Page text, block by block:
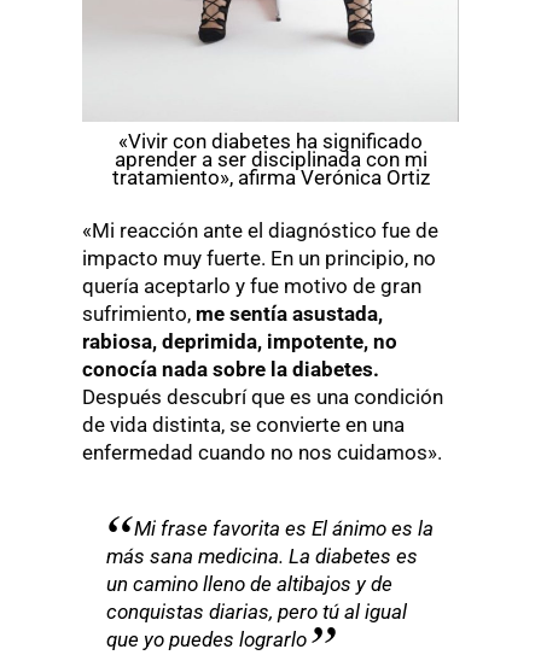
«Vivir con diabetes ha significado
aprender a ser disciplinada con mi
tratamiento», afirma Verónica Ortiz
«Mi reacción ante el diagnóstico fue de
impacto muy fuerte. En un principio, no
quería aceptarlo y fue motivo de gran
sufrimiento, me sentía asustada,
rabiosa, deprimida, impotente, no
conocía nada sobre la diabetes.
Después descubrí que es una condición
de vida distinta, se convierte en una
enfermedad cuando no nos cuidamos».
Mi frase favorita es El ánimo es la
más sana medicina. La diabetes es
un camino lleno de altibajos y de
conquistas diarias, pero tú al igual
que yo puedes lograrlo